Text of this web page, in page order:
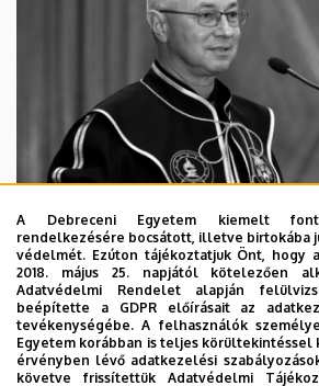
2026. augusztus 5.
Díszdoktorát gyászolja a
Egyetem
A Debreceni Egyetem kiemelt
rendelkezésére bocsátott, illetve birtokába
védelmét. Ezúton tájékoztatjuk Önt, hogy
2018. május 25. napjától kötelezően
Adatvédelmi Rendelet alapján
beépítette a GDPR előírásait az
tevékenységébe. A felhasználók
Egyetem korábban is teljes
érvényben lévő adatkezelési
követve frissítettük Adatvédelmi